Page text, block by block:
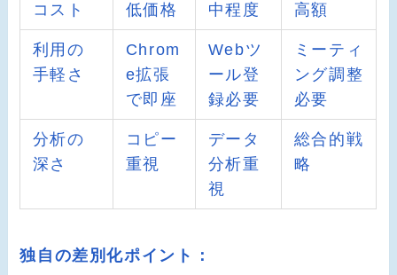
コスト 低価格 中程度 高額
利用の
手軽さ
Chrom
e拡張
で即座
Webツ
ール登
録必要
ミーティ
ング調整
必要
分析の
深さ
コピー
重視
データ
分析重
視
総合的戦
略
独自の差別化ポイント：